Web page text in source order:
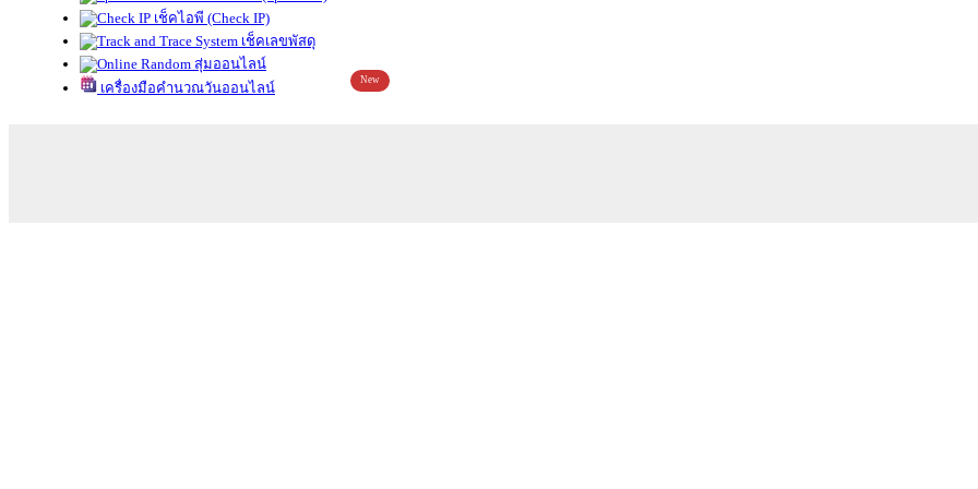
เช็คไอพี (Check IP)
เช็คเลขพัสดุ
สุ่มออนไลน์
เครื่องมือคำนวณวันออนไลน์
New